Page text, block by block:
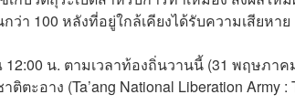
า 100 หลังที่อยู่ใกล้เคียงได้รับความเสียหาย
12:00 น. ตามเวลาท้องถิ่นวานนี้ (31 พฤษภา
ะอาง (Ta’ang National Liberation Army